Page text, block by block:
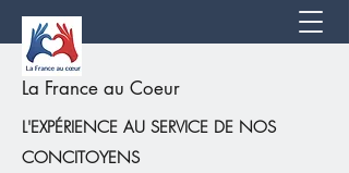
La France au Coeur
L'EXPÉRIENCE AU SERVICE DE NOS
CONCITOYENS